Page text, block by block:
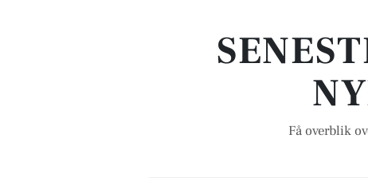
Få overblik